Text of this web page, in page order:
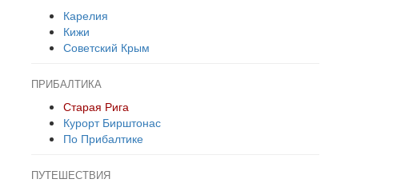
Карелия
Кижи
Советский Крым
ПРИБАЛТИКА
Старая Рига
Курорт Бирштонас
По Прибалтике
ПУТЕШЕСТВИЯ